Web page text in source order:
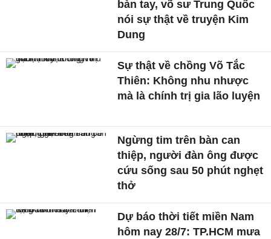
bàn tay, võ sư Trung Quốc
nói sự thật về truyện Kim
Dung
Sự thật về chồng Võ Tắc
Thiên: Không nhu nhược
mà là chính trị gia lão luyện
Ngừng tim trên bàn can
thiệp, người đàn ông được
cứu sống sau 50 phút nghẹt
thở
Dự báo thời tiết miền Nam
hôm nay 28/7: TP.HCM mưa